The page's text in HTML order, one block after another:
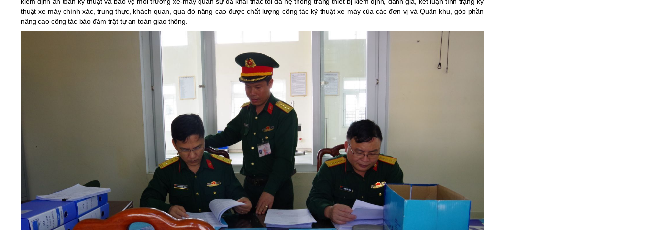
thuật xe máy chính xác, trung thực, khách quan, qua đó nâng cao được chất lượng công tác kỹ thuật xe máy của các đơn vị và Quân khu, góp phần
nâng cao công tác bảo đảm trật tự an toàn giao thông.